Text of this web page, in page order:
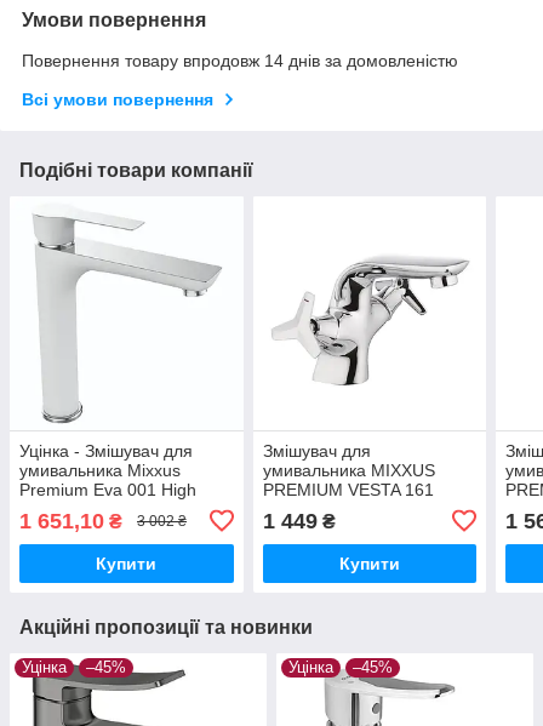
Умови повернення
Повернення товару впродовж 14 днів за домовленістю
Всі умови повернення
Подібні товари компанії
Уцінка - Змішувач для
умивальника Mixxus
Premium Eva 001 High
Білий (MI5809-20260604-
9755)
1 651,10 ₴ 3 002 ₴
Купити
Змішувач для
умивальника MIXXUS
PREMIUM VESTA 161
1 449₴
Купити
1
Акційні пропозиції та новинки
Уцінка –45% Уцінка –45%